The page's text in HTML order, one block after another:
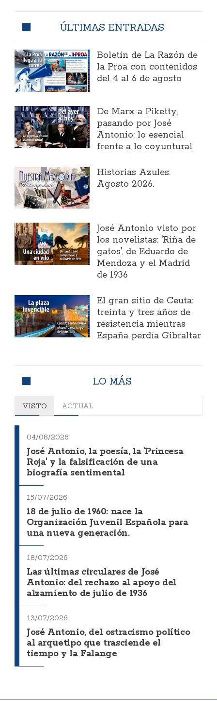
ÚLTIMAS ENTRADAS
Boletín de La Razón de
la Proa con contenidos
del 4 al 6 de agosto
​De Marx a Piketty,
pasando por José
Antonio: lo esencial
frente a lo coyuntural
Historias Azules.
Agosto 2026.
José Antonio visto por
los novelistas: 'Riña de
gatos', de Eduardo de
Mendoza y el Madrid
de 1936
El gran sitio de Ceuta:
treinta y tres años de
resistencia mientras
España perdía Gibraltar
LO MÁS
VISTO ACTUAL
04/08/2026
José Antonio, la poesía, la 'Princesa
Roja' y la falsificación de una
biografía sentimental
15/07/2026
18 de julio de 1960: nace la
Organización Juvenil Española para
una nueva generación.
18/07/2026
Las últimas circulares de José
Antonio: del rechazo al apoyo del
alzamiento de julio de 1936
13/07/2026
José Antonio, del ostracismo político
al arquetipo que trasciende el
tiempo y la Falange